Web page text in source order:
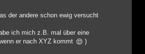
der andere schon ewig versucht
ich mich z.B. mal über eine
er nach XYZ kommt
)